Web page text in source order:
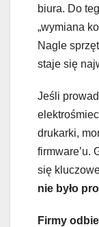
biura. Do
„wymiana
Nagle
staje się
Jeśli
drukarki,
firmware’u.
się
nie było
Firmy